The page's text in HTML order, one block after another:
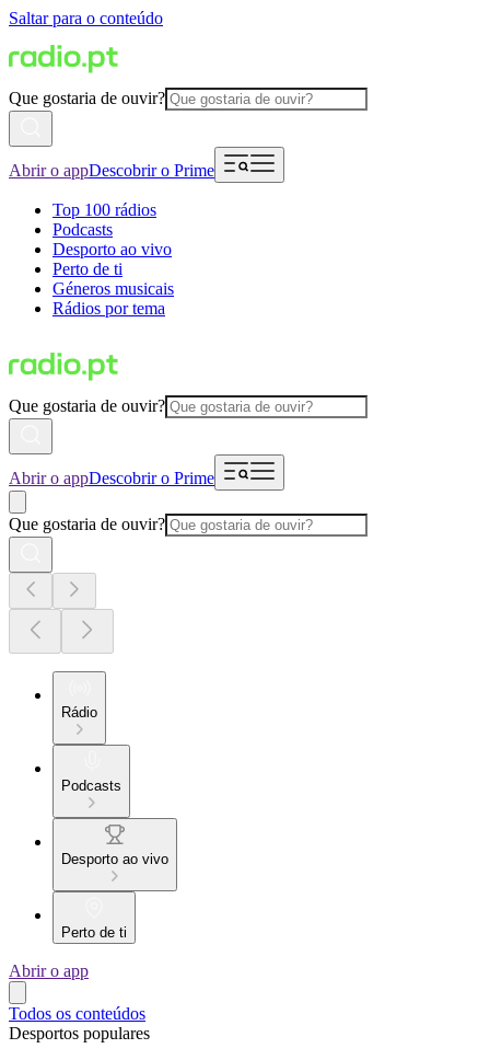
Saltar para o conteúdo
Que gostaria de ouvir?
Abrir o appDescobrir o Prime
Top 100 rádios
Podcasts
Desporto ao vivo
Perto de ti
Géneros musicais
Rádios por tema
Que gostaria de ouvir?
Abrir o appDescobrir o Prime
Que gostaria de ouvir?
Rádio
Podcasts
Desporto ao vivo
Perto de ti
Abrir o app
Todos os conteúdos
Desportos populares